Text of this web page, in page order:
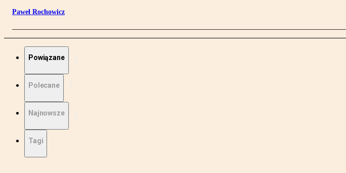
Paweł Rochowicz
Powiązane
Polecane
Najnowsze
Tagi